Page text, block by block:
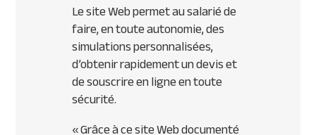
Le site Web permet au salarié de
faire, en toute autonomie, des
simulations personnalisées,
d’obtenir rapidement un devis et
de souscrire en ligne en toute
sécurité.
«Grâce à ce site Web documenté